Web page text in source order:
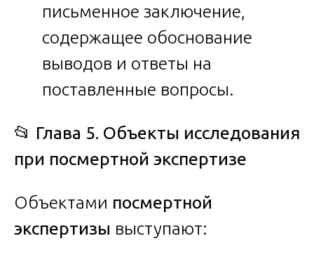
письменное заключение,
содержащее обоснование
выводов и ответы на
поставленные вопросы.
📂 Глава 5. Объекты исследования
при посмертной экспертизе
Объектами посмертной
экспертизы выступают: